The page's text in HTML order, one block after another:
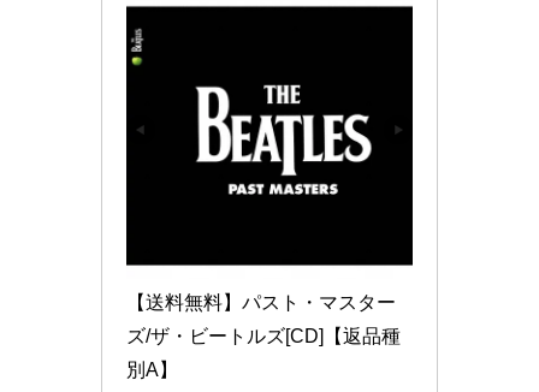
【送料無料】パスト・マスター
ズ/ザ・ビートルズ[CD]【返品種
別A】